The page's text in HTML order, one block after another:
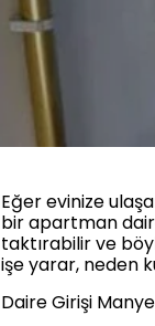
Eğer evinize
bir apartman
taktırabilir ve
işe yarar, neden
Daire Girişi